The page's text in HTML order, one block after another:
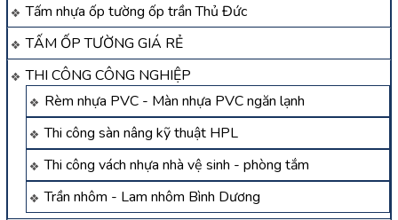
Tấm nhựa ốp tường ốp trần Thủ Đức
TẤM ỐP TƯỜNG GIÁ RẺ
THI CÔNG CÔNG NGHIỆP
Rèm nhựa PVC - Màn nhựa PVC ngăn lạnh
Thi công sàn nâng kỹ thuật HPL
Thi công vách nhựa nhà vệ sinh - phòng tắm
Trần nhôm - Lam nhôm Bình Dương